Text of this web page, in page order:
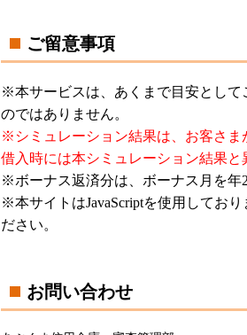
ご留意事項
※本サービスは、あくまで目安として
のではありません。
※シミュレーション結果は、お客さま
借入時には本シミュレーション結果と
※ボーナス返済分は、ボーナス月を年
※本サイトはJavaScriptを使用してお
ださい。
お問い合わせ